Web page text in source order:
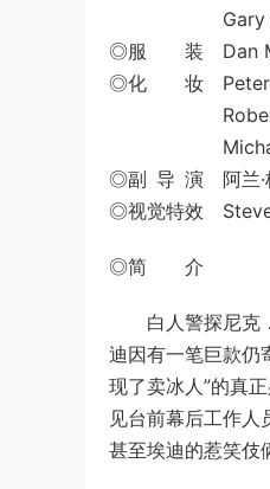
Gary
◎服 装 Dan
◎化 妆 Peter
Robert L.
Michael F.
◎副 导 演 阿兰·
◎视觉特效
◎简 介
白人警探尼克．
迪因有一笔巨款仍
现了卖冰人”的真
见台前幕后工作人
甚至埃迪的惹笑伎